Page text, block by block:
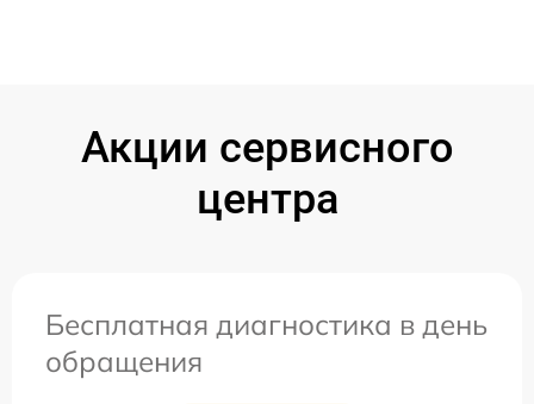
Акции сервисного
центра
Бесплатная диагностика в день
обращения